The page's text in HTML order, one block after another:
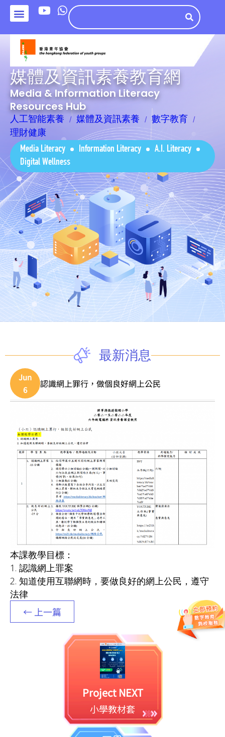
媒體及資訊素養教育網
Media & Information Literacy
Resources Hub
人工智能素養 媒體及資訊素養
數字教育
理財健康
Media Literacy Information Literacy
A.I. Literacy
Digital Wellness
最新消息
Jun
6
認識網上罪行，做個良好網上公民
本課教學目標：
1. 認識網上罪案
2. 知道使用互聯網時，要做良好的網上公民，遵守
法律
← 上一篇
Project NEXT
小學教材套